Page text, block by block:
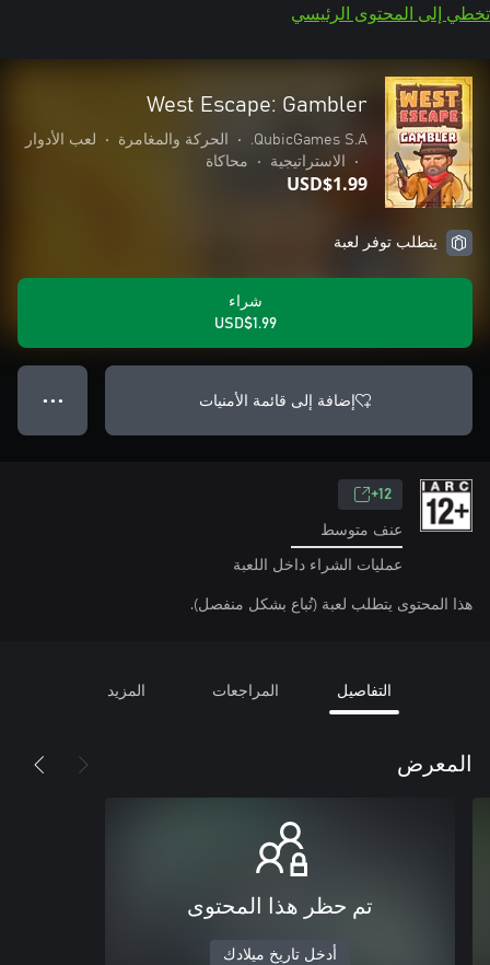
تخطي إلى المحتوى الرئيسي
West Escape: Gambler
QubicGames S.A.
• الحركة والمغامرة •
لعب الأدوار
•
الاستراتيجية • محاكاة
USD$1.99
يتطلب توفر لعبة
شراء
USD$1.99
إضافة إلى قائمة الأمنيات ● ● ●
12+
عنف متوسط
عمليات الشراء داخل اللعبة
هذا المحتوى يتطلب لعبة (تُباع بشكل منفصل).
التفاصيل المراجعات المزيد
المعرض
تم حظر هذا المحتوى
أدخل تاريخ ميلادك